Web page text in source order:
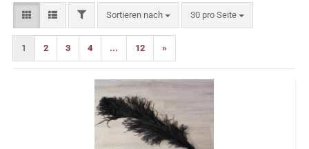
FILTERSortieren nach
Sortieren nach 30 pro Seite
pro Seite
1 2 3 4 ... 12 »